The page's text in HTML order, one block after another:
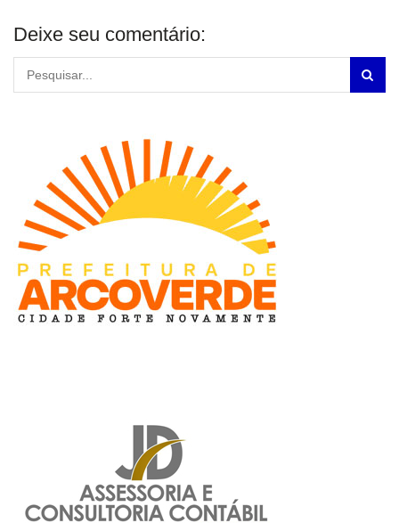
Deixe seu comentário: